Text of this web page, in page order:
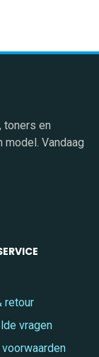
en
Vandaag
retour
vragen